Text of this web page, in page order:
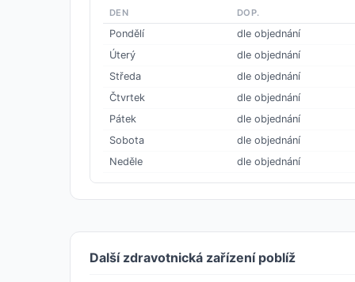
DEN DOP.
Pondělí
dle objednání
Úterý
dle objednání
Středa
dle objednání
Čtvrtek
dle objednání
Pátek
dle objednání
Sobota
dle objednání
Neděle
dle objednání
Další zdravotnická zařízení poblíž